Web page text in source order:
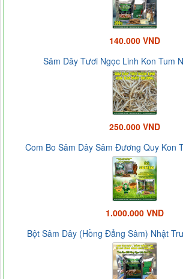
140.000 VND
Sâm Dây Tươi Ngọc Linh Kon Tum
250.000 VND
Com Bo Sâm Dây Sâm Đương Quy Kon
1.000.000 VND
Bột Sâm Dây (Hồng Đẳng Sâm) Nhật